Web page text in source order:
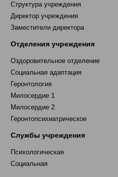
Структура учреждения
Директор учреждения
Заместители директора
Отделения учреждения
Оздоровительное отделение
Социальная адаптация
Геронтология
Милосердие 1
Милосердие 2
Геронтопсихиатрическое
Службы учреждения
Психологическая
Социальная